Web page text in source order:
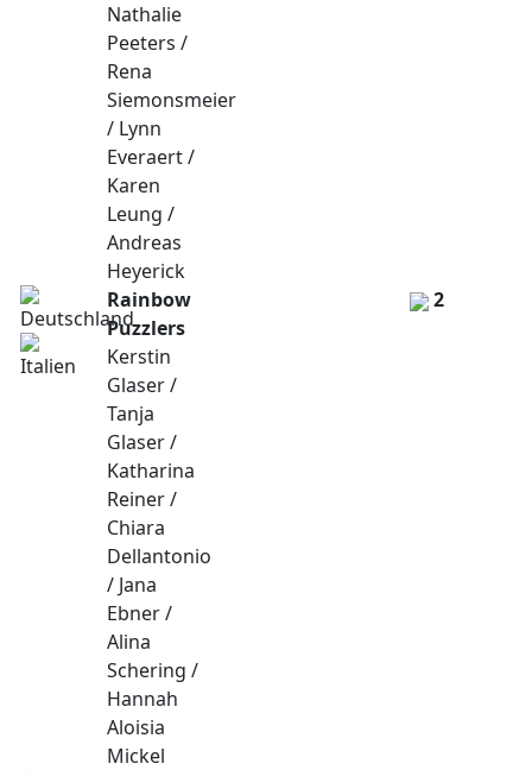
Nathalie
Peeters /
Rena
Siemonsmeier
/ Lynn
Everaert /
Karen
Leung /
Andreas
Heyerick
Rainbow
Puzzlers
Kerstin
Glaser /
Tanja
Glaser /
Katharina
Reiner /
Chiara
Dellantonio
/ Jana
Ebner /
Alina
Schering /
Hannah
Aloisia
Mickel
2